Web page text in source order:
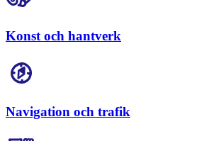
Konst och hantverk
Navigation och trafik